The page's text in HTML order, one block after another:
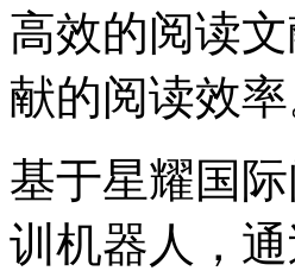
高效的阅读文
献的阅读效率
基于星耀国际
训机器人